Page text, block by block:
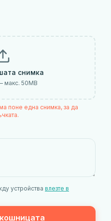
снимка
макс. 50MB
поне една снимка, за да
устройства влезте в